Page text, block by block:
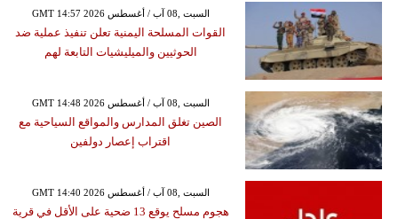
GMT 14:57 2026 السبت ,08 آب / أغسطس
القوات المسلحة اليمنية تعلن تنفيذ عملية ضد
الحوثيين والميليشيات التابعة لهم
GMT 14:48 2026 السبت ,08 آب / أغسطس
الصين تغلق المدارس والمواقع السياحية مع
اقتراب إعصار دولفين
GMT 14:40 2026 السبت ,08 آب / أغسطس
هجوم مسلح يوقع 13 ضحية على الأقل في قرية